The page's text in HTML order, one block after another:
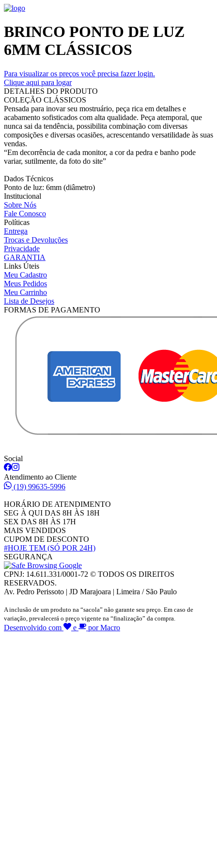
BRINCO PONTO DE LUZ
6MM CLÁSSICOS
Para visualizar os preços você precisa fazer login.
Clique aqui para logar
DETALHES DO PRODUTO
COLEÇÃO CLÁSSICOS
Pensada para inovar seu mostruário, peça rica em detalhes e
acabamento sofisticados com alta qualidade. Peça atemporal, que
nunca sai da tendência, possibilita combinação com diversas
composições e diversas ocasiões, acrescentando versatilidade às suas
vendas.
“Em decorrência de cada monitor, a cor da pedra e banho pode
variar, sutilmente, da foto do site”
Dados Técnicos
Ponto de luz: 6mm (diâmetro)
Institucional
Sobre Nós
Fale Conosco
Políticas
Entrega
Trocas e Devoluções
Privacidade
GARANTIA
Links Úteis
Meu Cadastro
Meus Pedidos
Meu Carrinho
Lista de Desejos
FORMAS DE PAGAMENTO
Social
Atendimento ao Cliente
(19) 99635-5996
HORÁRIO DE ATENDIMENTO
SEG À QUI DAS 8H ÀS 18H
SEX DAS 8H ÀS 17H
MAIS VENDIDOS
CUPOM DE DESCONTO
#HOJE TEM (SÓ POR 24H)
SEGURANÇA
CPNJ: 14.611.331/0001-72 © TODOS OS DIREITOS
RESERVADOS.
Av. Pedro Perissoto | JD Marajoara | Limeira / São Paulo
A inclusão de um produto na “sacola” não garante seu preço. Em caso de
variação, prevalecerá o preço vigente na “finalização” da compra.
Desenvolvido com e por Macro